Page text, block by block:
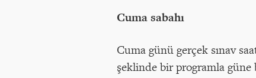
Cuma sabahı
Cuma günü gerçek sınav
şeklinde bir programla güne